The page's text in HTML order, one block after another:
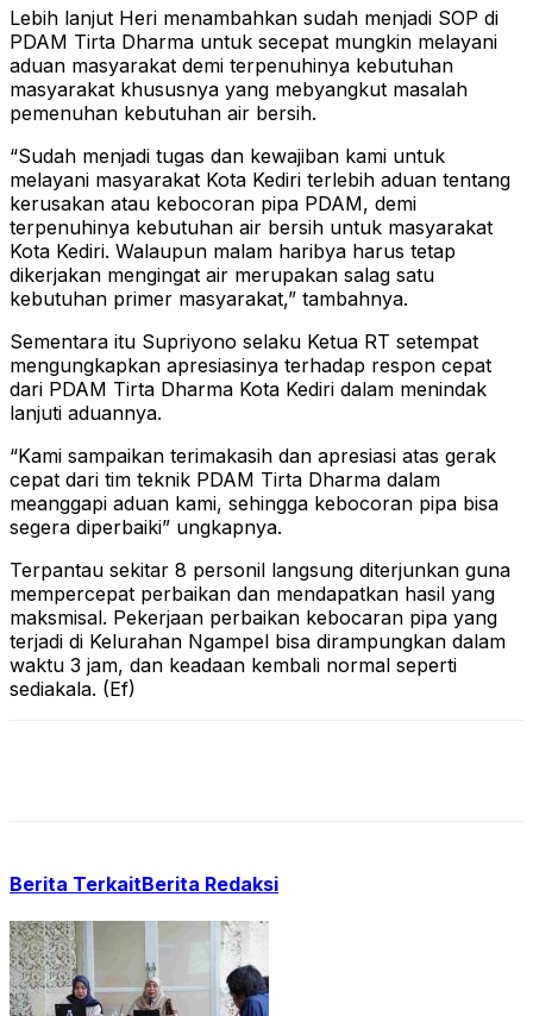
Lebih lanjut Heri menambahkan sudah menjadi SOP di
PDAM Tirta Dharma untuk secepat mungkin melayani
aduan masyarakat demi terpenuhinya kebutuhan
masyarakat khususnya yang mebyangkut masalah
pemenuhan kebutuhan air bersih.
“Sudah menjadi tugas dan kewajiban kami untuk
melayani masyarakat Kota Kediri terlebih aduan tentang
kerusakan atau kebocoran pipa PDAM, demi
terpenuhinya kebutuhan air bersih untuk masyarakat
Kota Kediri. Walaupun malam haribya harus tetap
dikerjakan mengingat air merupakan salag satu
kebutuhan primer masyarakat,” tambahnya.
Sementara itu Supriyono selaku Ketua RT setempat
mengungkapkan apresiasinya terhadap respon cepat
dari PDAM Tirta Dharma Kota Kediri dalam menindak
lanjuti aduannya.
“Kami sampaikan terimakasih dan apresiasi atas gerak
cepat dari tim teknik PDAM Tirta Dharma dalam
meanggapi aduan kami, sehingga kebocoran pipa bisa
segera diperbaiki” ungkapnya.
Terpantau sekitar 8 personil langsung diterjunkan guna
mempercepat perbaikan dan mendapatkan hasil yang
maksmisal. Pekerjaan perbaikan kebocaran pipa yang
terjadi di Kelurahan Ngampel bisa dirampungkan dalam
waktu 3 jam, dan keadaan kembali normal seperti
sediakala. (Ef)
Berita TerkaitBerita Redaksi